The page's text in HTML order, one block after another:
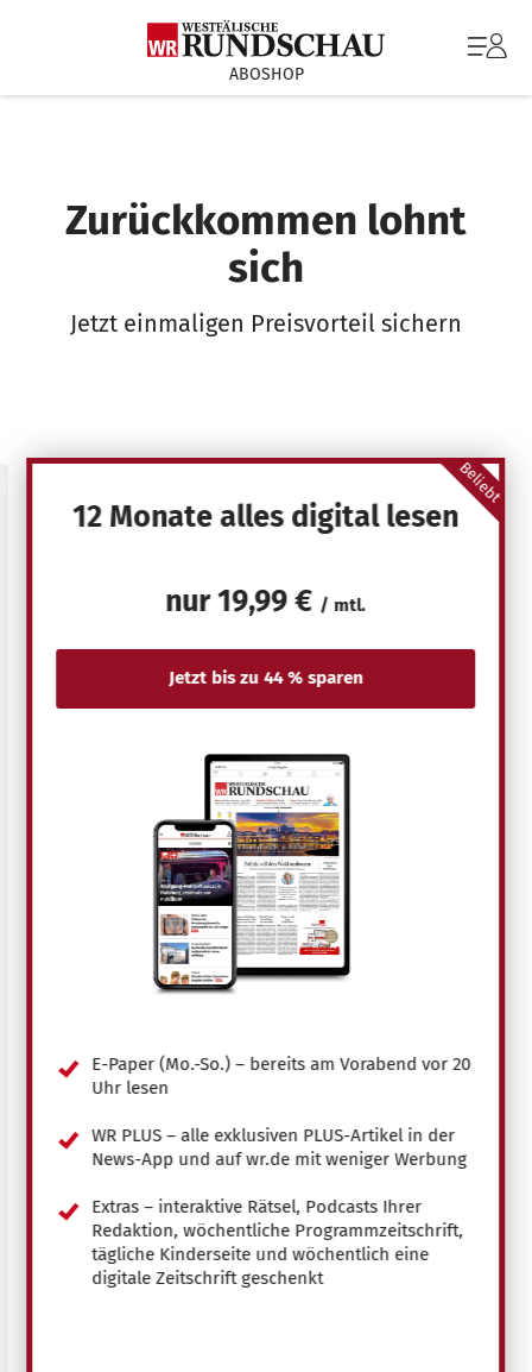
ABOSHOP
Zurückkommen lohnt
sich
Jetzt einmaligen Preisvorteil sichern
Beliebt
12 Monate alles digital lesen
nur19,99 € / mtl.
E-Paper (Mo.-So.) – bereits am Vorabend vor 20
Uhr lesen
WR PLUS – alle exklusiven PLUS-Artikel in der
News-App und auf wr.de mit weniger Werbung
Extras – interaktive Rätsel, Podcasts Ihrer
Redaktion, wöchentliche Programmzeitschrift,
tägliche Kinderseite und wöchentlich eine
digitale Zeitschrift geschenkt